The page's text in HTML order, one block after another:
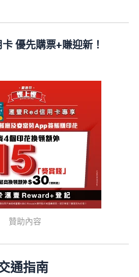
優先購票+賺迎新！
贊助內容
通指南